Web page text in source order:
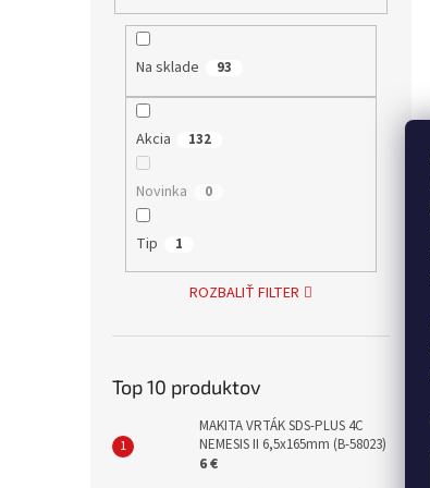
Na sklade 93
Akcia 132
Novinka 0
Tip 1
ROZBALIŤ FILTER
Top 10 produktov
MAKITA VRTÁK SDS-PLUS 4C
NEMESIS II 6,5x165mm (B-58023)
6 €